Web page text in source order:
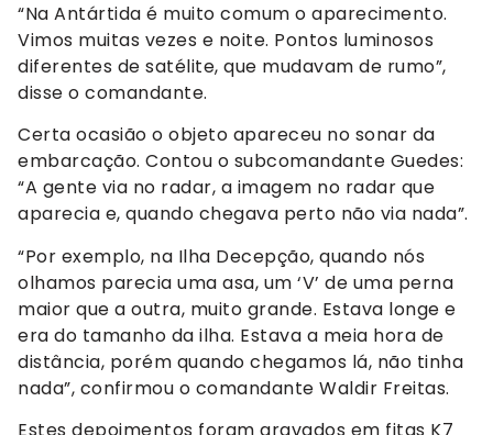
“Na Antártida é muito comum o aparecimento.
Vimos muitas vezes e noite. Pontos luminosos
diferentes de satélite, que mudavam de rumo”,
disse o comandante.
Certa ocasião o objeto apareceu no sonar da
embarcação. Contou o subcomandante Guedes:
“A gente via no radar, a imagem no radar que
aparecia e, quando chegava perto não via nada”.
“Por exemplo, na Ilha Decepção, quando nós
olhamos parecia uma asa, um ‘V’ de uma perna
maior que a outra, muito grande. Estava longe e
era do tamanho da ilha. Estava a meia hora de
distância, porém quando chegamos lá, não tinha
nada”, confirmou o comandante Waldir Freitas.